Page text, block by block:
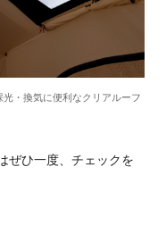
・換気に便利なクリアルーフ
ぜひ一度、チェックを